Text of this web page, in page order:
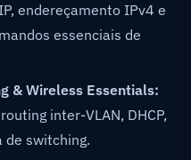
endereçamento IPv4 e
essenciais de
& Wireless Essentials:
inter-VLAN, DHCP,
de switching.